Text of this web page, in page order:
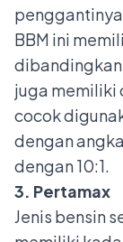
BBM ini
dibandingkan
juga memiliki
cocok
dengan
dengan 10:1.
3. Pertamax
Jenis bensin